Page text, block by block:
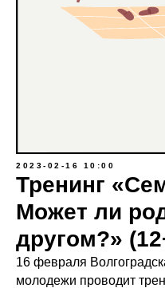
2023-02-16 10:00
Тренинг
Может ли
другом?»
16 февраля
молодежи проводит